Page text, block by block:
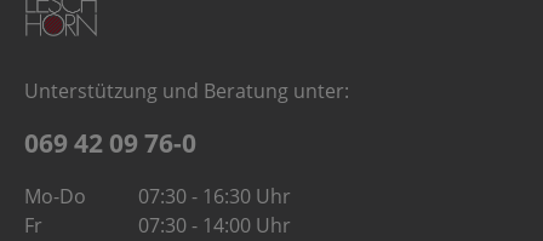
Unterstützung und Beratung unter:
069 42 09 76-0
Mo-Do
07:30 - 16:30 Uhr
Fr
07:30 - 14:00 Uhr